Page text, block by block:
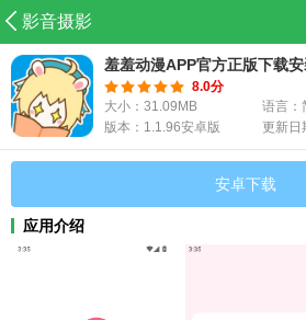
影音摄影
羞羞动漫APP官方正版下载
8.0分
大小：31.09MB
语言：
版本：1.1.96安卓版
更新日
安卓下载
应用介绍